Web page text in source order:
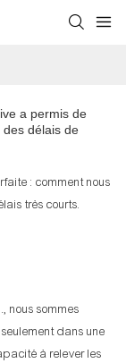
a permis de
délais de
: comment nous
très courts.
nous sommes
dans une
à relever les